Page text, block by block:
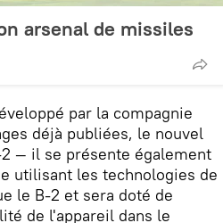
arsenal de missiles
par la compagnie
déjà publiées, le nouvel
— il se présente également
utilisant les technologies de
le B-2 et sera doté de
de l'appareil dans le